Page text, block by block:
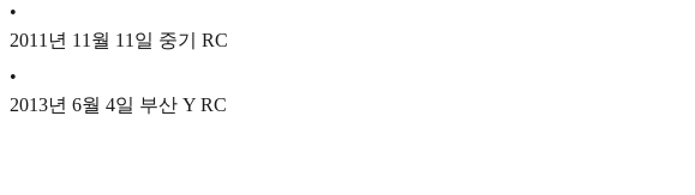
•
2011년 11월 11일 중기 RC
•
2013년 6월 4일 부산 Y RC